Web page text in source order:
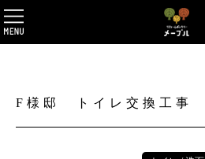
F様邸 トイレ交換工事